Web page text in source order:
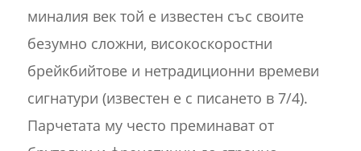
миналия век той е известен със своите
безумно сложни, високоскоростни
брейкбийтове и нетрадиционни времеви
сигнатури (известен е с писането в 7/4).
Парчетата му често преминават от